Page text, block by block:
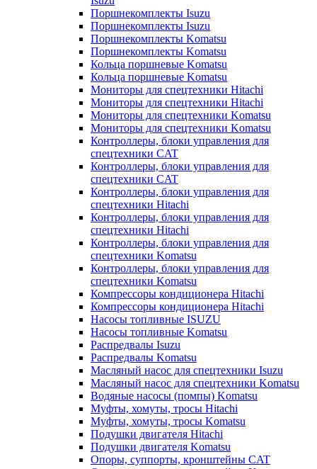
Поршнекомплекты Isuzu
Поршнекомплекты Isuzu
Поршнекомплекты Komatsu
Поршнекомплекты Komatsu
Кольца поршневые Komatsu
Кольца поршневые Komatsu
Мониторы для спецтехники Hitachi
Мониторы для спецтехники Hitachi
Мониторы для спецтехники Komatsu
Мониторы для спецтехники Komatsu
Контроллеры, блоки управления для
спецтехники CAT
Контроллеры, блоки управления для
спецтехники CAT
Контроллеры, блоки управления для
спецтехники Hitachi
Контроллеры, блоки управления для
спецтехники Hitachi
Контроллеры, блоки управления для
спецтехники Komatsu
Контроллеры, блоки управления для
спецтехники Komatsu
Компрессоры кондиционера Hitachi
Компрессоры кондиционера Hitachi
Насосы топливные ISUZU
Насосы топливные Komatsu
Распредвалы Isuzu
Распредвалы Komatsu
Масляный насос для спецтехники Isuzu
Масляный насос для спецтехники Komatsu
Водяные насосы (помпы) Komatsu
Муфты, хомуты, тросы Hitachi
Муфты, хомуты, тросы Komatsu
Подушки двигателя Hitachi
Подушки двигателя Komatsu
Опоры, суппорты, кронштейны CAT